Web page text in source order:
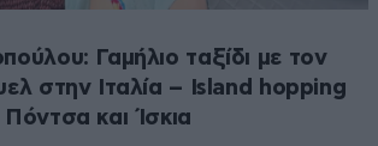
Γαμήλιο ταξίδι με τον
στην Ιταλία – Island hopping
και Ίσκια